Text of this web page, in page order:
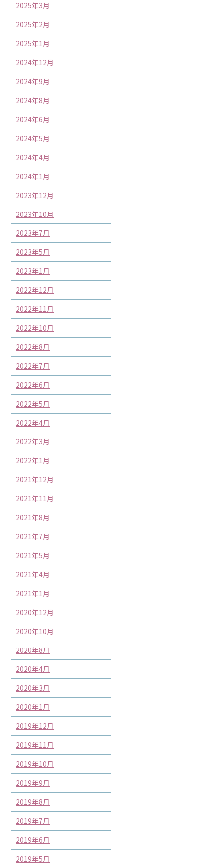
2025年3月
2025年2月
2025年1月
2024年12月
2024年9月
2024年8月
2024年6月
2024年5月
2024年4月
2024年1月
2023年12月
2023年10月
2023年7月
2023年5月
2023年1月
2022年12月
2022年11月
2022年10月
2022年8月
2022年7月
2022年6月
2022年5月
2022年4月
2022年3月
2022年1月
2021年12月
2021年11月
2021年8月
2021年7月
2021年5月
2021年4月
2021年1月
2020年12月
2020年10月
2020年8月
2020年4月
2020年3月
2020年1月
2019年12月
2019年11月
2019年10月
2019年9月
2019年8月
2019年7月
2019年6月
2019年5月